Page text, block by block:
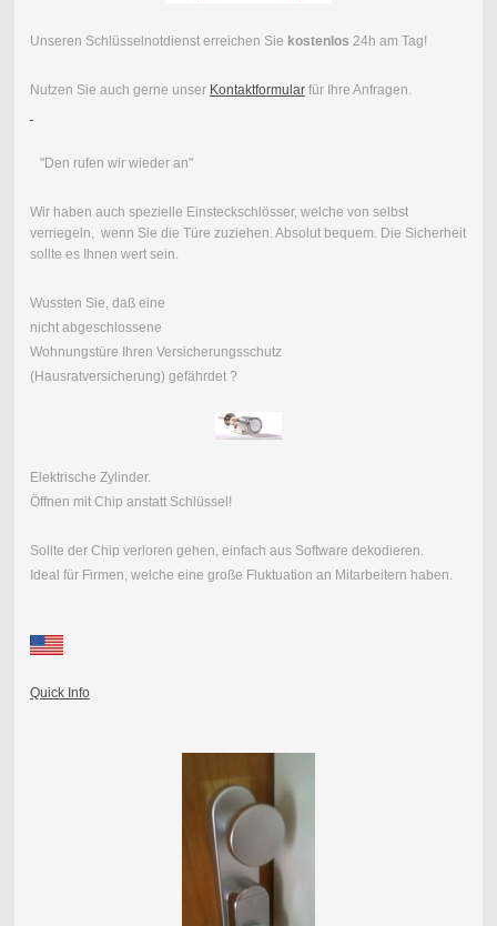
Unseren Schlüsselnotdienst erreichen Sie kostenlos 24h am Tag!
Nutzen Sie auch gerne unser Kontaktformularfür Ihre Anfragen.
"Den rufen wir wieder an"
Wir haben auch spezielle Einsteckschlösser, welche von selbst
verriegeln, wenn Sie die Türe zuziehen. Absolut bequem. Die Sicherheit
sollte es Ihnen wert sein.
Wussten Sie, daß eine
nicht abgeschlossene
Wohnungstüre Ihren Versicherungsschutz
(Hausratversicherung) gefährdet ?
Elektrische Zylinder.
Öffnen mit Chip anstatt Schlüssel!
Sollte der Chip verloren gehen, einfach aus Software dekodieren.
Ideal für Firmen, welche eine große Fluktuation an Mitarbeitern haben.
Quick Info